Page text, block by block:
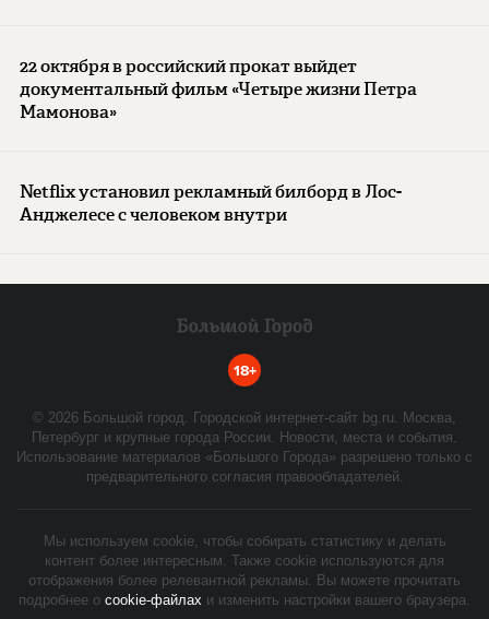
22 октября в российский прокат выйдет
документальный фильм «Четыре жизни Петра
Мамонова»
Netflix установил рекламный билборд в Лос-
Анджелесе с человеком внутри
18+
© 2026 Большой город. Городской интернет-сайт bg.ru. Москва,
Петербург и крупные города России. Новости, места и события.
Использование материалов «Большого Города» разрешено только с
предварительного согласия правообладателей.
Мы используем cookie, чтобы собирать статистику и делать
контент более интересным. Также cookie используются для
отображения более релевантной рекламы. Вы можете прочитать
подробнее о cookie-файлах и изменить настройки вашего браузера.